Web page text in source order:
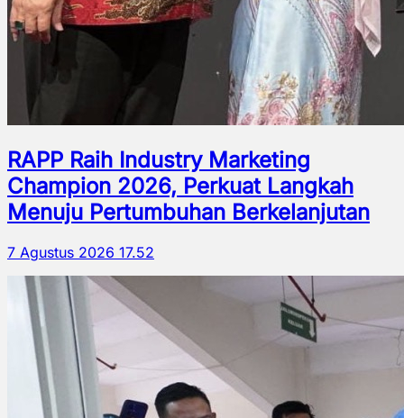
RAPP Raih Industry Marketing
Champion 2026, Perkuat Langkah
Menuju Pertumbuhan Berkelanjutan
7 Agustus 2026 17.52